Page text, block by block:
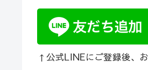
↑公式LINEにご登録後、